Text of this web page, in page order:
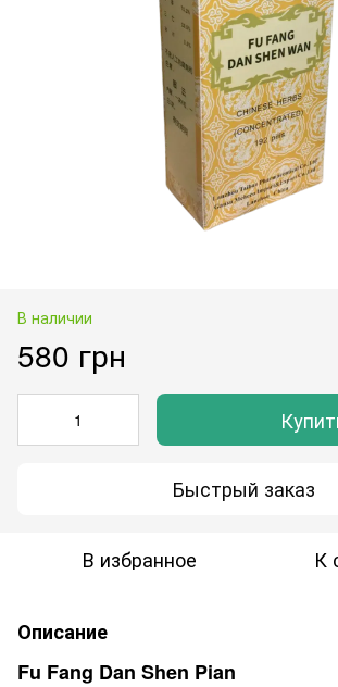
В наличии
580 грн
Быстрый заказ
В избранное К
Описание
Fu Fang Dan Shen Pian